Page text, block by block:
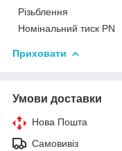
Різьблення
Номінальний тиск PN
Приховати
Умови доставки
Нова Пошта
Самовивіз